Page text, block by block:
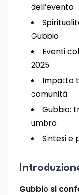
dell’evento
Gubbio
Eventi
2025
Impatto
comunità
Gubbio:
umbro
Sintesi e
Gubbio si